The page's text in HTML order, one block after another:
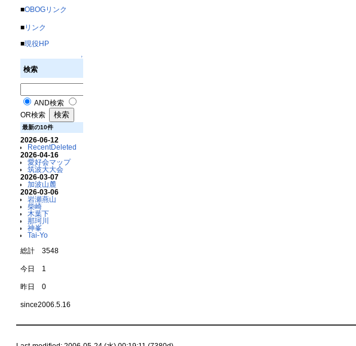
■OBOGリンク
■リンク
■現役HP
↑
検索
AND検索
OR検索
最新の10件
2026-06-12
RecentDeleted
2026-04-16
愛好会マップ
筑波大大会
2026-03-07
加波山麓
2026-03-06
岩瀬燕山
柴崎
木葉下
那珂川
神峯
Tai-Yo
総計 3548
今日 1
昨日 0
since2006.5.16